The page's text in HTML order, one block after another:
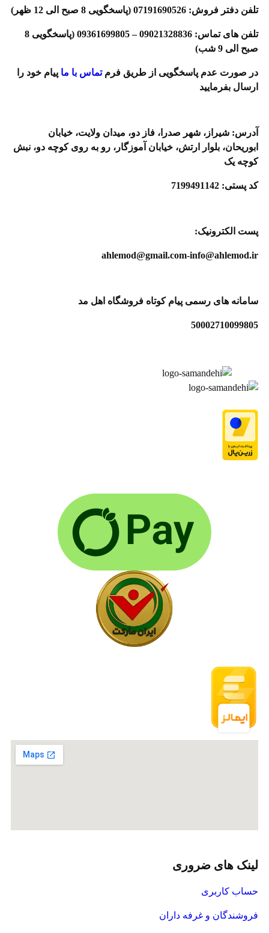
دفتر فروش: 07191690526 (پاسخگویی 8 صبح الی 12 ظهر)
تلفن های تماس: 09021328836 – 09361699805 (پاسخگویی 8
الی 9 شب)
صورت عدم پاسخگویی از طریق فرمتماس با ماپیام خود را
بفرمایید
شیراز، شهر صدرا، فاز دو، میدان ولایت، خیابان
بلوار ارتش، خیابان آموزگار، رو به روی کوچه دو، نبش
یک
پستی: 7199491142
الکترونیک:
ahlemod@gmail.com-
های رسمی پیام کوتاه فروشگاه اهل مد
های ضروری
کاربری
و غرفه داران